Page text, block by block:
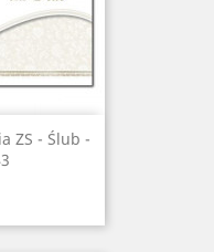
ZS - Ślub -